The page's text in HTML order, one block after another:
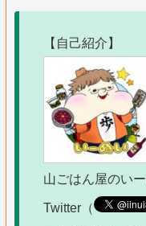
【自己紹介】
山ごはん屋のい
Twitter（